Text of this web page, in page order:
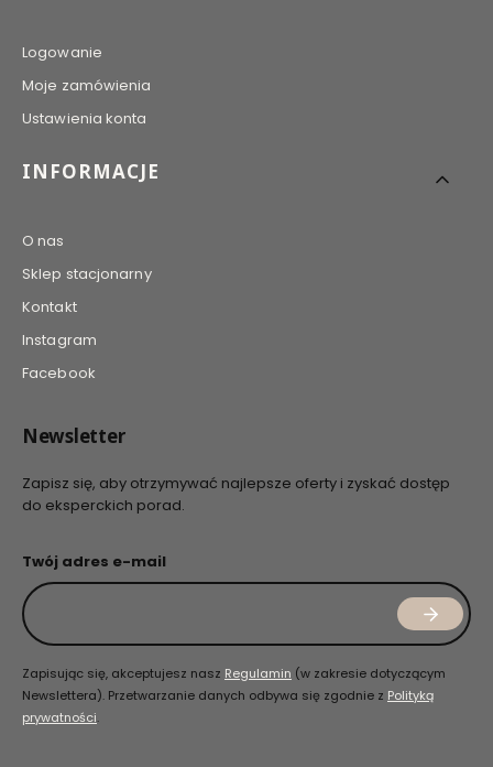
Logowanie
Moje zamówienia
Ustawienia konta
INFORMACJE
O nas
Sklep stacjonarny
Kontakt
Instagram
Facebook
Newsletter
Zapisz się, aby otrzymywać najlepsze oferty i zyskać dostęp
do eksperckich porad.
Twój adres e-mail
Zapisując się, akceptujesz nasz Regulamin (w zakresie dotyczącym
Newslettera). Przetwarzanie danych odbywa się zgodnie z Polityką
prywatności.